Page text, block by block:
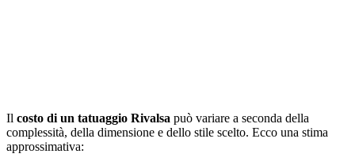
Il costo di un tatuaggio Rivalsa può variare a seconda della
complessità, della dimensione e dello stile scelto. Ecco una stima
approssimativa: